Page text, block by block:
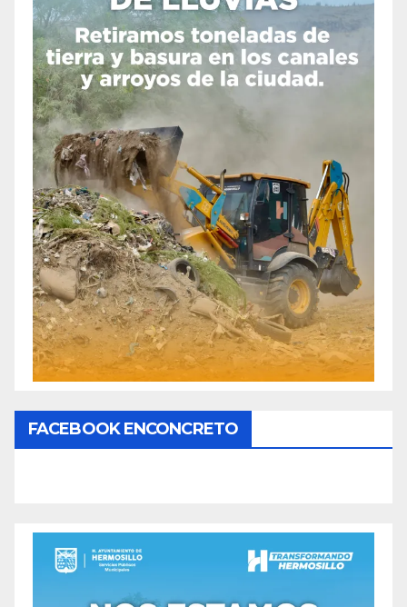
FACEBOOK ENCONCRETO